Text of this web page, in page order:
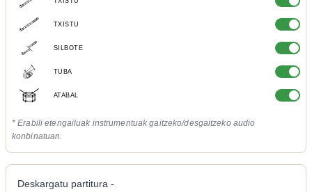
TXISTU
SILBOTE
TUBA
ATABAL
* Erabili etengailuak instrumentuak gaitzeko/desgaitzeko audio
konbinatuan.
Deskargatu partitura -